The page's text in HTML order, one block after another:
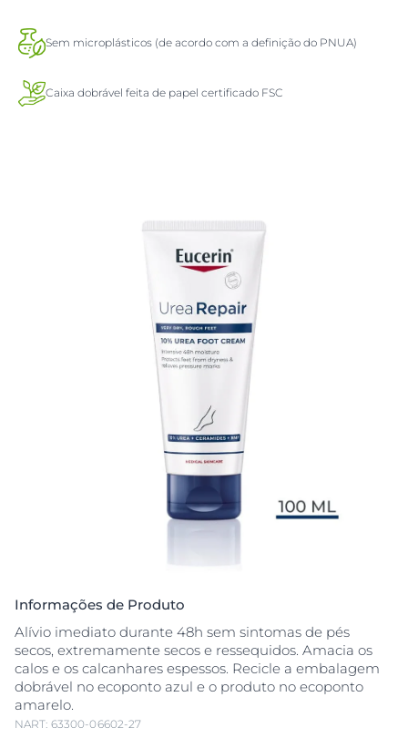
Sem microplásticos (de acordo com a definição do PNUA)
Caixa dobrável feita de papel certificado FSC
Informações de Produto
Alívio imediato durante 48h sem sintomas de pés
secos, extremamente secos e ressequidos. Amacia os
calos e os calcanhares espessos. Recicle a embalagem
dobrável no ecoponto azul e o produto no ecoponto
amarelo.
NART: 63300-06602-27